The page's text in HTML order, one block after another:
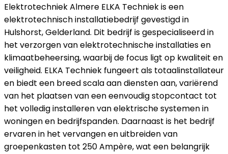
Elektrotechniek Almere ELKA Techniek is een
elektrotechnisch installatiebedrijf gevestigd in
Hulshorst, Gelderland. Dit bedrijf is gespecialiseerd in
het verzorgen van elektrotechnische installaties en
klimaatbeheersing, waarbij de focus ligt op kwaliteit en
veiligheid. ELKA Techniek fungeert als totaalinstallateur
en biedt een breed scala aan diensten aan, variërend
van het plaatsen van een eenvoudig stopcontact tot
het volledig installeren van elektrische systemen in
woningen en bedrijfspanden. Daarnaast is het bedrijf
ervaren in het vervangen en uitbreiden van
groepenkasten tot 250 Ampère, wat een belangrijk